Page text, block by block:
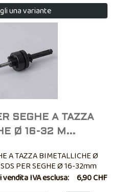
una variante
SEGHE A TAZZA
Ø 16-32 M...
A TAZZA BIMETALLICHE Ø
PER SEGHE Ø 16-32mm
vendita IVA esclusa: 6,90 CHF